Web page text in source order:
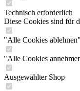
Technisch erforderlich
Diese Cookies sind für
"Alle Cookies
"Alle Cookies
Ausgewählter Shop